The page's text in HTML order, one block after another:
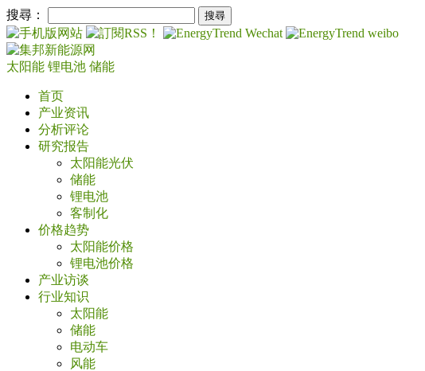
搜尋：
太阳能 锂电池 储能
首页
产业资讯
分析评论
研究报告
太阳能光伏
储能
锂电池
客制化
价格趋势
太阳能价格
锂电池价格
产业访谈
行业知识
太阳能
储能
电动车
风能